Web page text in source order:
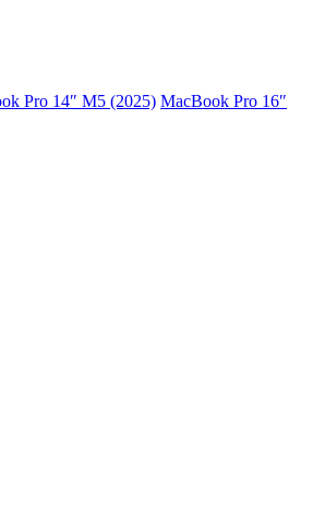
Pro 14″ M5 (2025) MacBook Pro 16″